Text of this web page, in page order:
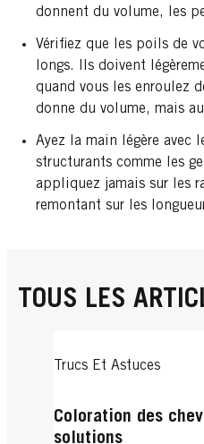
donnent du volume, les
Vérifiez que les poils de
longs. Ils doivent
quand vous les enroulez
donne du volume, mais
Ayez la main légère avec
structurants comme les
appliquez jamais sur les
remontant sur les
TOUS LES
Trucs Et Astuces
Coloration des
solutions